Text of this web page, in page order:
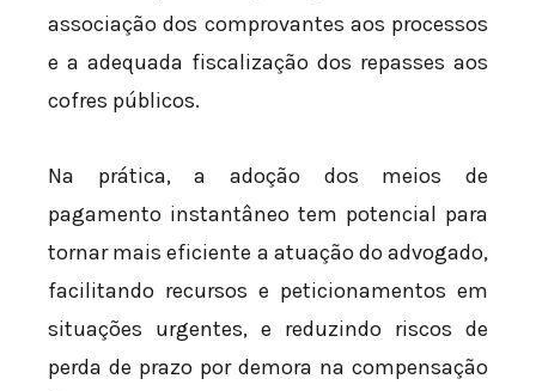
associação dos comprovantes aos processos
e a adequada fiscalização dos repasses aos
cofres públicos.
Na prática, a adoção dos meios de
pagamento instantâneo tem potencial para
tornar mais eficiente a atuação do advogado,
facilitando recursos e peticionamentos em
situações urgentes, e reduzindo riscos de
perda de prazo por demora na compensação